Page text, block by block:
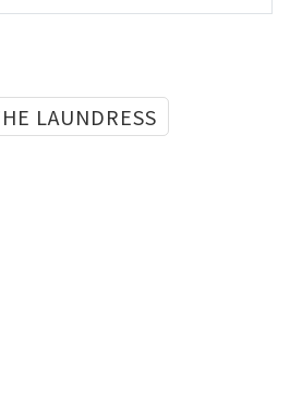
LAUNDRESS